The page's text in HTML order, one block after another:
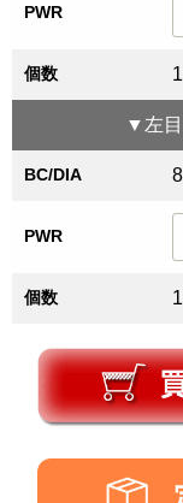
PWR
個数 1
▼ 左目
BC/DIA
PWR
個数 1